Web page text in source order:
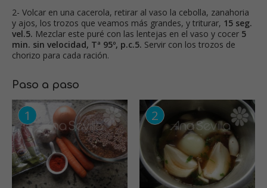
2- Volcar en una cacerola, retirar al vaso la cebolla, zanahoria
y ajos, los trozos que veamos más grandes, y triturar, 15 seg.
vel.5. Mezclar este puré con las lentejas en el vaso y cocer 5
min. sin velocidad, Tª 95º, p.c.5. Servir con los trozos de
chorizo para cada ración.
Paso a paso